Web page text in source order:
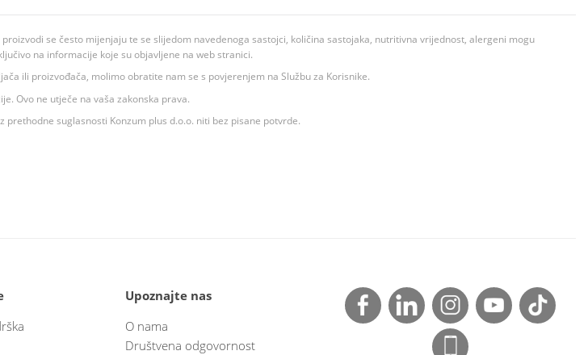
se često mijenjaju te se slijedom navedenoga sastojci, količina sastojaka, nutritivna vrijednost, alergeni mogu
na informacije koje su objavljene na web stranici.
ili proizvođača, molimo obratite nam se s povjerenjem na Službu za Korisnike.
Ovo ne utječe na vaša zakonska prava.
suglasnosti Konzum plus d.o.o. niti bez pisane potvrde.
Upoznajte nas
O nama
Društvena odgovornost